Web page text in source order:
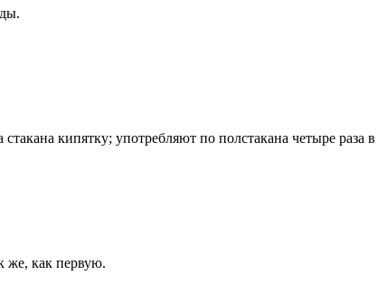
кипятку; употребляют по полстакана четыре раза в
же, как первую.